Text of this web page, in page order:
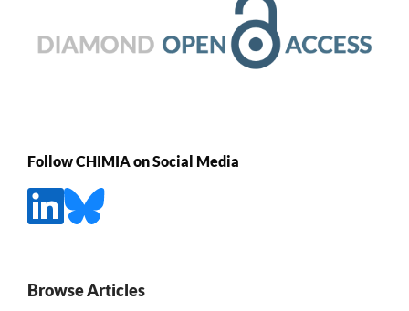
Follow CHIMIA on Social Media
Browse Articles